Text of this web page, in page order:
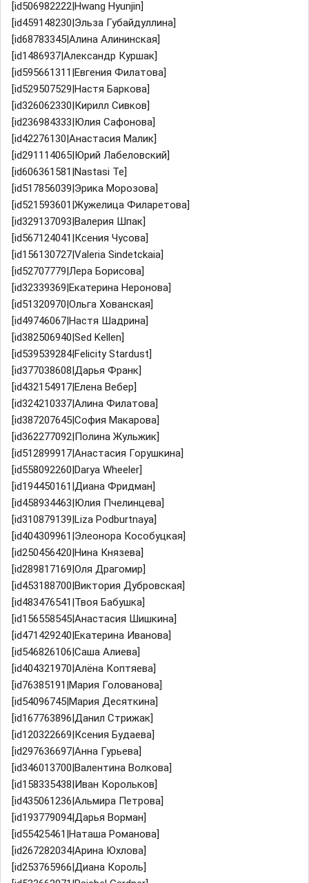
[id506982222|Hwang Hyunjin]
[id459148230|Эльза Губайдуллина]
[id68783345|Алина Алининская]
[id1486937|Александр Куршак]
[id595661311|Евгения Филатова]
[id529507529|Настя Баркова]
[id326062330|Кирилл Сивков]
[id236984333|Юлия Сафонова]
[id42276130|Анастасия Малик]
[id291114065|Юрий Лабеловский]
[id606361581|Nastasi Te]
[id517856039|Эрика Морозова]
[id521593601|Жужелица Филаретова]
[id329137093|Валерия Шпак]
[id567124041|Ксения Чусова]
[id156130727|Valeria Sindetckaia]
[id52707779|Лера Борисова]
[id32339369|Екатерина Неронова]
[id51320970|Ольга Хованская]
[id49746067|Настя Шадрина]
[id382506940|Sed Kellen]
[id539539284|Felicity Stardust]
[id377038608|Дарья Франк]
[id432154917|Елена Вебер]
[id324210337|Алина Филатова]
[id387207645|София Макарова]
[id362277092|Полина Жульжик]
[id512899917|Анастасия Горушкина]
[id558092260|Darya Wheeler]
[id194450161|Диана Фридман]
[id458934463|Юлия Пчелинцева]
[id310879139|Liza Podburtnaya]
[id404309961|Элеонора Кособуцкая]
[id250456420|Нина Князева]
[id289817169|Оля Драгомир]
[id453188700|Виктория Дубровская]
[id483476541|Твоя Бабушка]
[id156558545|Анастасия Шишкина]
[id471429240|Екатерина Иванова]
[id546826106|Саша Алиева]
[id404321970|Алёна Коптяева]
[id76385191|Мария Голованова]
[id54096745|Мария Десяткина]
[id167763896|Данил Стрижак]
[id120322669|Ксения Будаева]
[id297636697|Анна Гурьева]
[id346013700|Валентина Волкова]
[id158335438|Иван Корольков]
[id435061236|Альмира Петрова]
[id193779094|Дарья Ворман]
[id55425461|Наташа Романова]
[id267282034|Арина Юхлова]
[id253765966|Диана Король]